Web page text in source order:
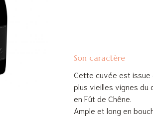
Son caractère
Cette cuvée est issue
plus vieilles vignes du
en Fût de Chêne.
Ample et long en